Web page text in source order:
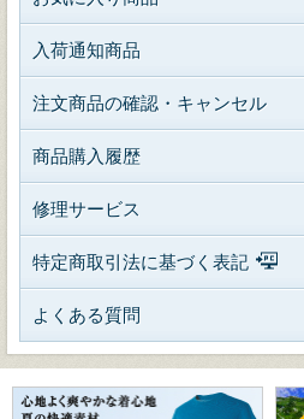
入荷通知商品
注文商品の確認・キャンセル
商品購入履歴
修理サービス
特定商取引法に基づく表記
よくある質問